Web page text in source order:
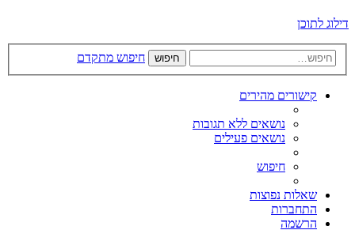
דילוג לתוכן
חיפוש חיפוש מתקדם
קישורים מהירים
נושאים ללא תגובות
נושאים פעילים
חיפוש
שאלות נפוצות
התחברות
הרשמה